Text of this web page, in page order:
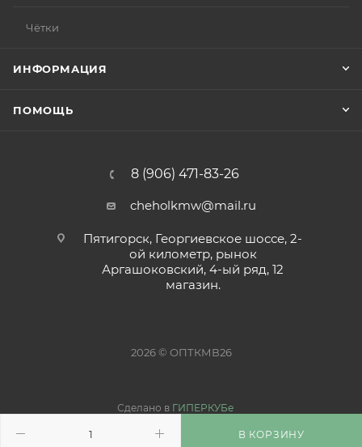
В КОРЗИНУ
Чётки
ИНФОРМАЦИЯ
ПОМОЩЬ
8 (906) 471-83-26
cheholkmw@mail.ru
Пятигорск, Георгиевское шоссе, 2-
ой километр, рынок
Аргашоковский, 4-ый ряд, 12
магазин.
2026 © ОПТКМВ26
Сделано в ГИПЕРКУБе